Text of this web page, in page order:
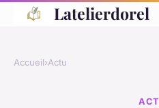
Latelierdorel
Accueil›Actu